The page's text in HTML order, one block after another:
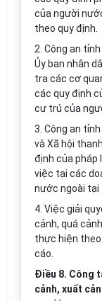
của người
theo quy định.
2. Công an
Ủy ban nhân
tra các cơ
các quy định
cư trú của
3. Công an
và Xã hội
định của pháp
việc tại các
nước ngoài tại
4. Việc giải
cảnh, quá
thực hiện theo
cáo.
Điều 8. Công
cảnh, xuất